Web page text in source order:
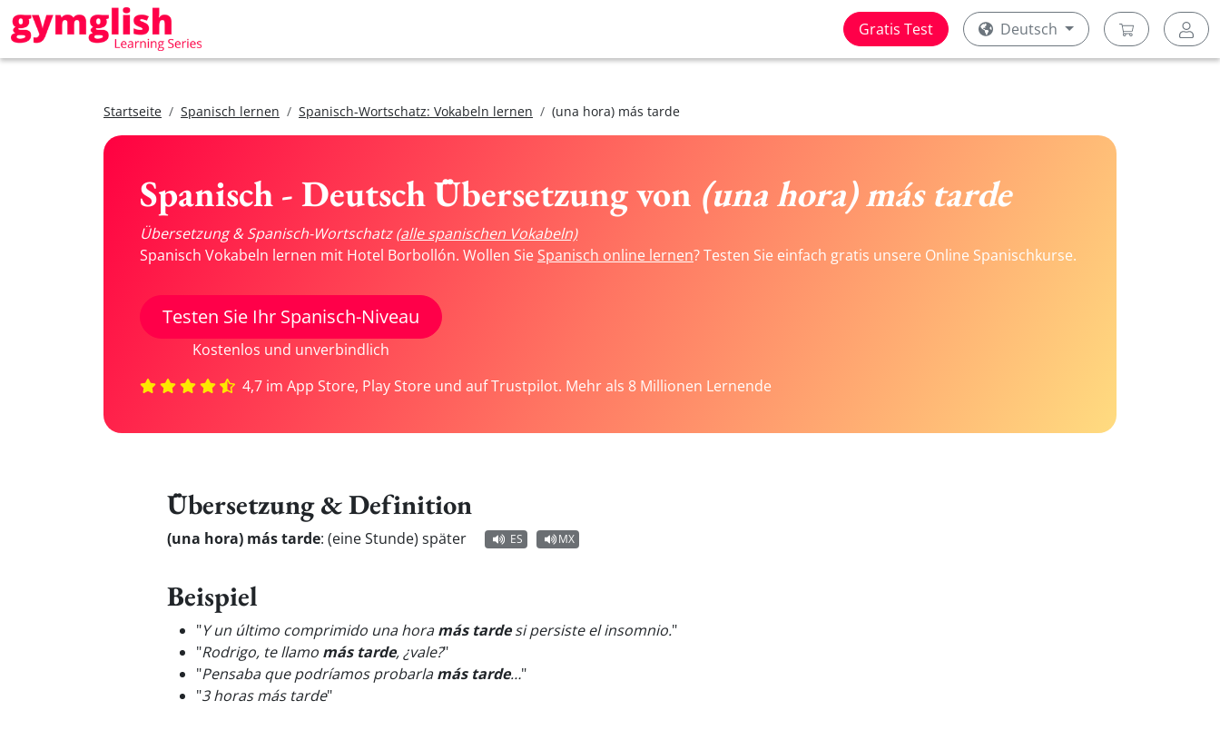
Gratis Test Deutsch
Startseite Spanisch lernen Spanisch-Wortschatz: Vokabeln lernen (una hora) más tarde
Spanisch - Deutsch Übersetzung von (una hora) más tarde
Übersetzung & Spanisch-Wortschatz(alle spanischen Vokabeln)
Spanisch Vokabeln lernen mit Hotel Borbollón. Wollen Sie Spanisch online lernen? Testen Sie einfach gratis unsere Online Spanischkurse.
Testen Sie Ihr Spanisch-Niveau
Kostenlos und unverbindlich
4,7 im App Store, Play Store und auf Trustpilot. Mehr als 8 Millionen Lernende
Übersetzung & Definition
(una hora) más tarde: (eine Stunde) später ES MX
Beispiel
"Y un último comprimido una horamás tardesi persiste el insomnio."
"Rodrigo, te llamo más tarde, ¿vale?"
"Pensaba que podríamos probarlamás tarde…"
"3 horas más tarde"